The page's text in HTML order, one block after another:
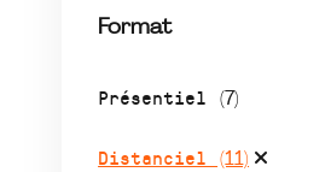
Format
Présentiel (7)
Distanciel (11)